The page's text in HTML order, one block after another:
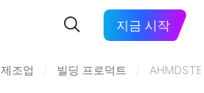
지금 시작
제조업 빌딩 프로덕트 AHMDSTE